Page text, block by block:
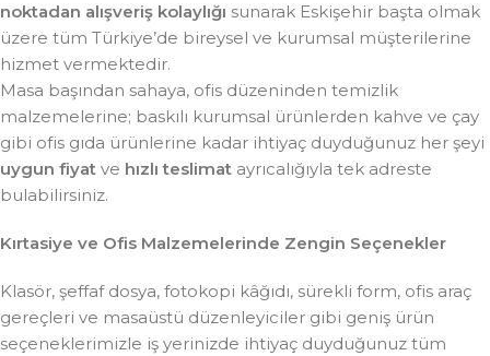
noktadan alışveriş kolaylığı sunarak Eskişehir başta olmak
üzere tüm Türkiye’de bireysel ve kurumsal müşterilerine
hizmet vermektedir.
Masa başından sahaya, ofis düzeninden temizlik
malzemelerine; baskılı kurumsal ürünlerden kahve ve çay
gibi ofis gıda ürünlerine kadar ihtiyaç duyduğunuz her şeyi
uygun fiyat ve hızlı teslimat ayrıcalığıyla tek adreste
bulabilirsiniz.
Kırtasiye ve Ofis Malzemelerinde Zengin Seçenekler
Klasör, şeffaf dosya, fotokopi kâğıdı, sürekli form, ofis araç
gereçleri ve masaüstü düzenleyiciler gibi geniş ürün
seçeneklerimizle iş yerinizde ihtiyaç duyduğunuz tüm